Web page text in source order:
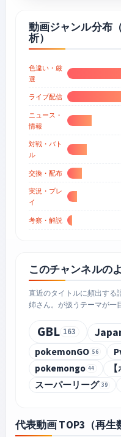
動画ジャンル分布
析）
色違い・厳
選
ライブ配信
ニュース・
情報
対戦・バト
ル
交換・配布
実況・プレ
イ
考察・解説
このチャンネルの
直近のタイトルに頻出する
姉さん。が扱うテーマが一
GBL 163
pokemonGO 56
pokemongo 44
スーパーリーグ 39
代表動画 TOP3（再生